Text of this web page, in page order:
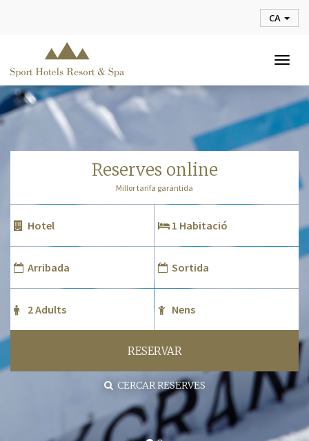
CA
reserves online
Millor tarifa garantida
RESERVAR
CERCAR RESERVES